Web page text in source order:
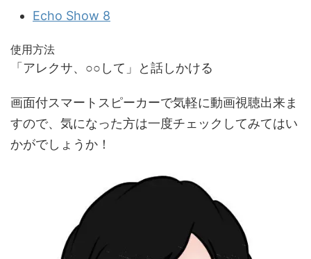
Echo Show 8
使用方法
「アレクサ、○○して」と話しかける
画面付スマートスピーカーで気軽に動画視聴出来ま
すので、気になった方は一度チェックしてみてはい
かがでしょうか！